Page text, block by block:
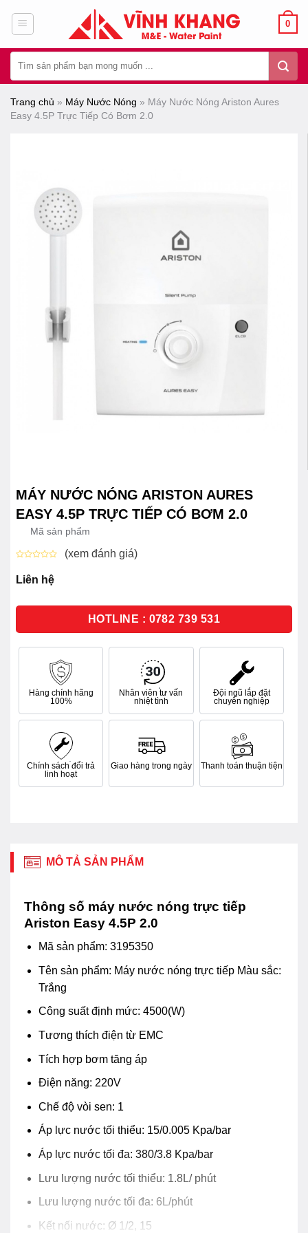
dung
0
kiếm:
Trang chủ » Máy Nước Nóng » Máy Nước Nóng Ariston Aures
Easy 4.5P Trực Tiếp Có Bơm 2.0
MÁY NƯỚC NÓNG ARISTON AURES
EASY 4.5P TRỰC TIẾP CÓ BƠM 2.0
Mã sản phẩm
xếp
hạng
sao
(xem đánh giá)
Liên hệ
HOTLINE : 0782 739 531
Hàng chính hãng
100%
Nhân viên tư vấn
nhiệt tình
Đội ngũ lắp đặt
chuyên nghiệp
Chính sách đổi trả
linh hoạt
Giao hàng trong ngày Thanh toán thuận tiện
MÔ TẢ SẢN PHẨM
Thông số máy nước nóng trực tiếp
Ariston Easy 4.5P 2.0
Mã sản phẩm: 3195350
Tên sản phẩm: Máy nước nóng trực tiếp Màu sắc:
Trắng
Công suất định mức: 4500(W)
Tương thích điện từ EMC
Tích hợp bơm tăng áp
Điện năng: 220V
Chế độ vòi sen: 1
Áp lực nước tối thiểu: 15/0.005 Kpa/bar
Áp lực nước tối đa: 380/3.8 Kpa/bar
Lưu lượng nước tối thiểu: 1.8L/ phút
Lưu lượng nước tối đa: 6L/phút
Kết nối nước: Ø 1/2, 15